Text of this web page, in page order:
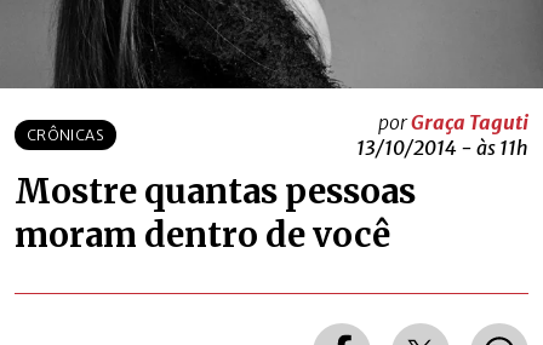
CRÔNICAS
porGraça Taguti
13/10/2014 - às 11h
Mostre quantas pessoas
moram dentro de você